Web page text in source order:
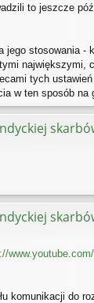
to jeszcze
stosowania
największymi,
tych
w ten sposób
komunikacji do